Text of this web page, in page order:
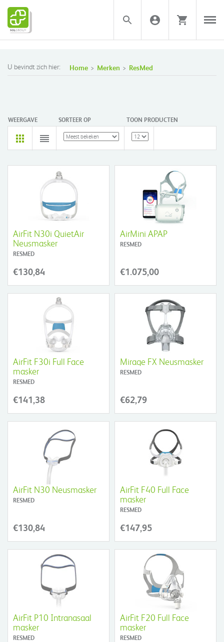
U bevindt zich hier: Home Merken ResMed
WEERGAVE SORTEER OP TOON PRODUCTEN
AirFit N30i QuietAir
Neusmasker
RESMED
€130,84
AirMini APAP
RESMED
€1.075,00
AirFit F30i Full Face
masker
RESMED
€141,38
Mirage FX Neusmasker
RESMED
€62,79
AirFit N30 Neusmasker
RESMED
€130,84
AirFit F40 Full Face
masker
RESMED
€147,95
AirFit P10 Intranasaal
masker
RESMED
AirFit F20 Full Face
masker
RESMED